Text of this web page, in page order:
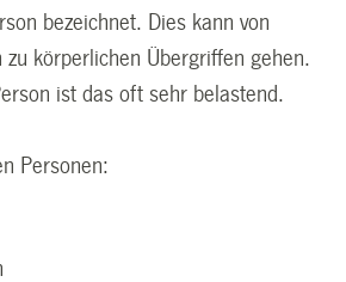
bezeichnet. Dies kann von
zu körperlichen Übergriffen gehen.
ist das oft sehr belastend.
Personen: